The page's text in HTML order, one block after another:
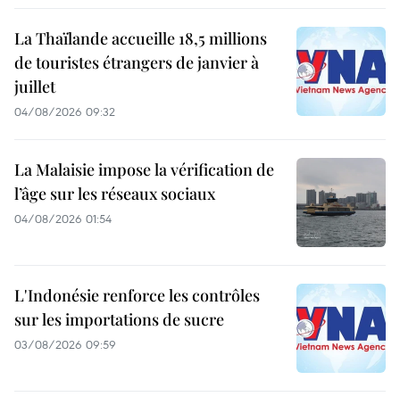
La Thaïlande accueille 18,5 millions
de touristes étrangers de janvier à
juillet
04/08/2026 09:32
La Malaisie impose la vérification de
l’âge sur les réseaux sociaux
04/08/2026 01:54
L'Indonésie renforce les contrôles
sur les importations de sucre
03/08/2026 09:59